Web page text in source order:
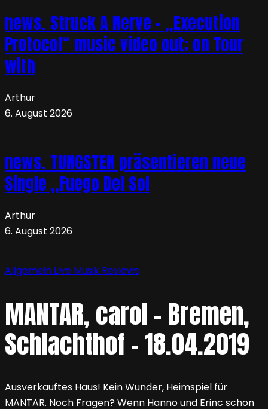
news. Struck A Nerve – „Execution
Protocol“ music video out; on Tour
with
Arthur
6. August 2026
news. TUNGSTEN präsentieren neue
Single „Fuego Del Sol
Arthur
6. August 2026
Allgemein Live Musik Reviews
MANTAR, carol – Bremen,
Schlachthof – 18.04.2019
Ausverkauftes Haus! Kein Wunder, Heimspiel für
MANTAR. Noch Fragen? Wenn Hanno und Erinc schon